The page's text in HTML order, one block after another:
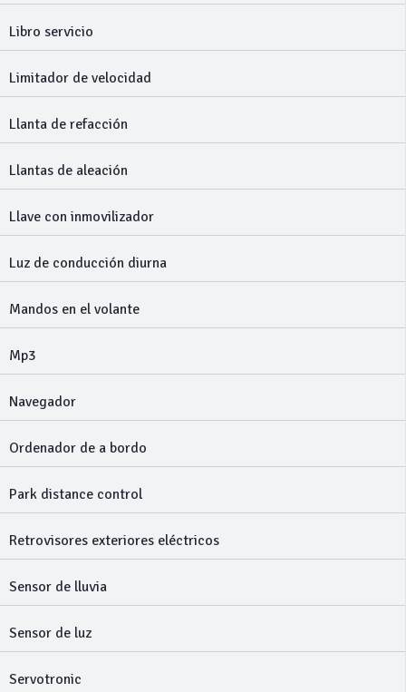
Libro servicio
Limitador de velocidad
Llanta de refacción
Llantas de aleación
Llave con inmovilizador
Luz de conducción diurna
Mandos en el volante
Mp3
Navegador
Ordenador de a bordo
Park distance control
Retrovisores exteriores eléctricos
Sensor de lluvia
Sensor de luz
Servotronic